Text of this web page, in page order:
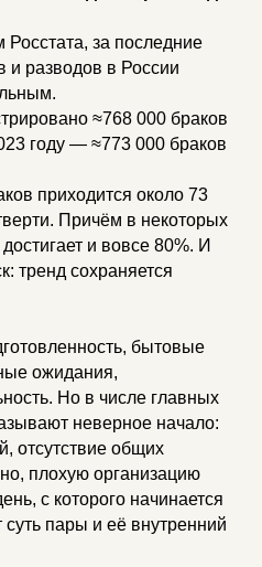
за последние
и разводов в России
≈768 000 браков
году — ≈773 000 браков
приходится около 73
Причём в некоторых
и вовсе 80%. И
тренд сохраняется
бытовые
ожидания,
Но в числе главных
неверное начало:
отсутствие общих
плохую организацию
с которого начинается
пары и её внутренний